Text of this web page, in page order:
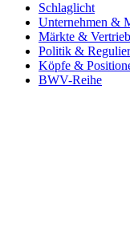
Schlaglicht
Unternehmen &
Märkte & Vertrieb
Politik &
Köpfe &
BWV-Reihe